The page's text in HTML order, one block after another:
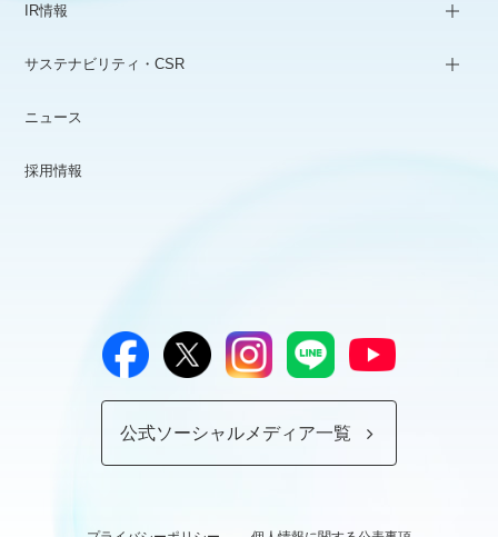
IR情報
サステナビリティ・CSR
ニュース
採用情報
公式ソーシャルメディア一覧